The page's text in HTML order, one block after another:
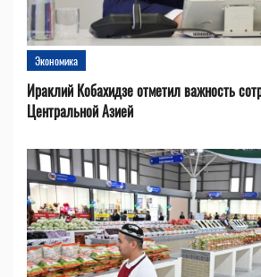
Экономика
Ираклий Кобахидзе отметил важность
Центральной Азией